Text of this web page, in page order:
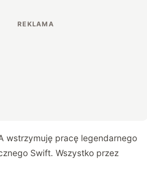
wstrzymuję pracę legendarnego
Swift. Wszystko przez